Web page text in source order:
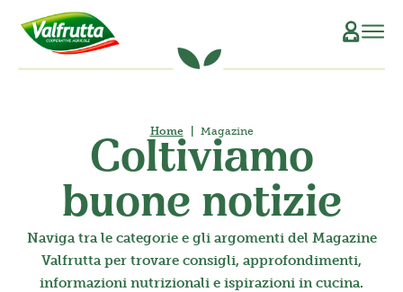
Il Manifesto
La Filiera Produttiva
La Storia
SCOPRI L’ORIGINE
SOSTENIBILITÀ
Verdure e Legumi conservati
RICETTE
Home Magazine
Coltiviamo
buone notizie
Naviga tra le categorie e gli argomenti del Magazine
Valfrutta per trovare consigli, approfondimenti,
informazioni nutrizionali e ispirazioni in cucina.